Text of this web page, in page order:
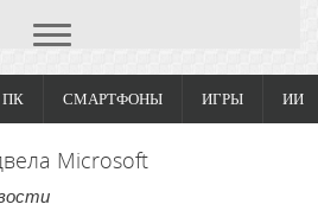
ПК СМАРТФОНЫ ИГРЫ ИИ
Microsoft